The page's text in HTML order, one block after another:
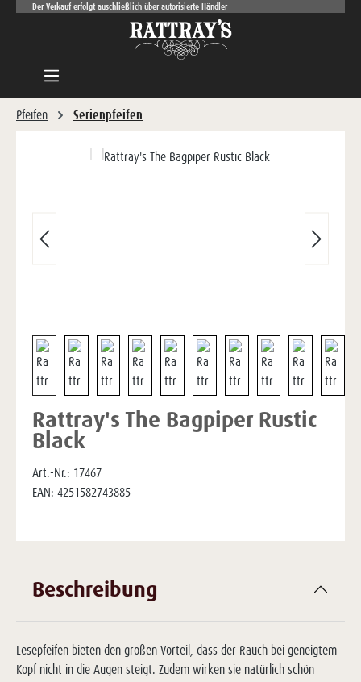
Zum Hauptinhalt springen
Der Verkauf erfolgt auschließlich über autorisierte Händler
Pfeifen Serienpfeifen
Bildergalerie überspringen
Rattray's The Bagpiper Rustic
Black
Art.-Nr.: 17467
EAN: 4251582743885
Beschreibung
Lesepfeifen bieten den großen Vorteil, dass der Rauch bei geneigtem
Kopf nicht in die Augen steigt. Zudem wirken sie natürlich schön